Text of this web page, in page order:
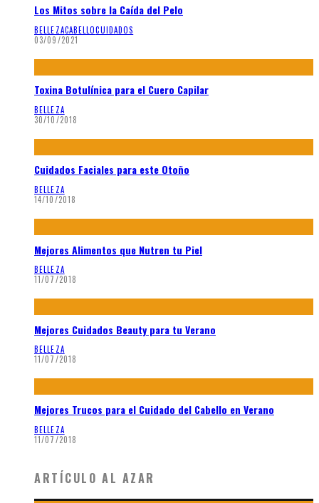
Los Mitos sobre la Caída del Pelo
BELLEZACABELLOCUIDADOS
03/09/2021
Toxina Botulínica para el Cuero Capilar
BELLEZA
30/10/2018
Cuidados Faciales para este Otoño
BELLEZA
14/10/2018
Mejores Alimentos que Nutren tu Piel
BELLEZA
11/07/2018
Mejores Cuidados Beauty para tu Verano
BELLEZA
11/07/2018
Mejores Trucos para el Cuidado del Cabello en Verano
BELLEZA
11/07/2018
ARTÍCULO AL AZAR